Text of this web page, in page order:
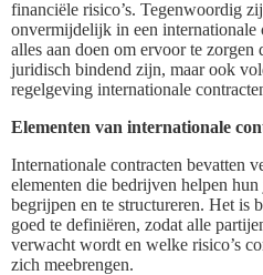
financiële risico’s. Tegenwoordig
onvermijdelijk in een internationale
alles aan doen om ervoor te zorgen
juridisch bindend zijn, maar ook
regelgeving internationale
Elementen van internationale
Internationale contracten bevatten
elementen die bedrijven helpen
begrijpen en te structureren. Het is
goed te definiëren, zodat alle
verwacht wordt en welke risico’s
zich meebrengen.